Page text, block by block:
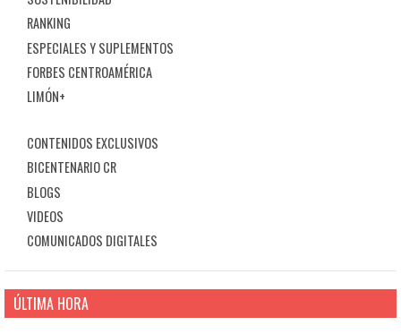
RANKING
ESPECIALES Y SUPLEMENTOS
FORBES CENTROAMÉRICA
LIMÓN+
CONTENIDOS EXCLUSIVOS
BICENTENARIO CR
BLOGS
VIDEOS
COMUNICADOS DIGITALES
ÚLTIMA HORA